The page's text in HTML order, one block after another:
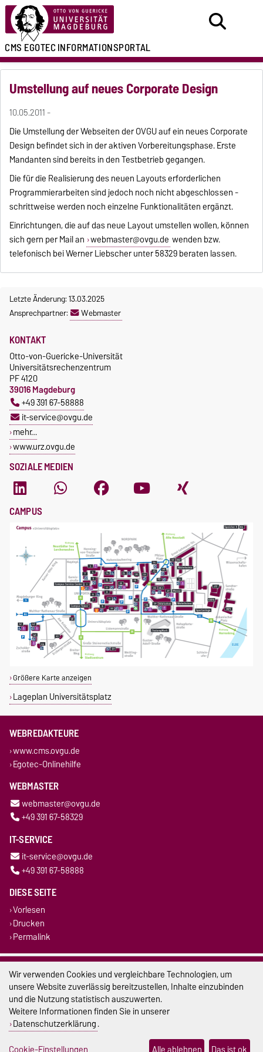
CMS EGOTECINFORMATIONSPORTAL
Umstellung auf neues Corporate Design
10.05.2011 -
Die Umstellung der Webseiten der OVGU auf ein neues Corporate
Design befindet sich in der aktiven Vorbereitungsphase. Erste
Mandanten sind bereits in den Testbetrieb gegangen.
Die für die Realisierung des neuen Layouts erforderlichen
Programmierarbeiten sind jedoch noch nicht abgeschlossen -
schrittweise werden noch einzelne Funktionalitäten ergänzt.
Einrichtungen, die auf das neue Layout umstellen wollen, können
sich gern per Mail an webmaster@ovgu.de wenden bzw.
telefonisch bei Werner Liebscher unter 58329 beraten lassen.
Letzte Änderung: 13.03.2025
Ansprechpartner:
Webmaster
SOZIALE MEDIEN
KONTAKT
Otto-von-Guericke-Universität
Universitätsrechenzentrum
PF 4120
39016 Magdeburg
+49 391 67-58888
it-service@ovgu.de
mehr…
www.urz.ovgu.de
CAMPUS
Größere Karte anzeigen
Lageplan Universitätsplatz
WEBREDAKTEURE
www.cms.ovgu.de
Egotec-Onlinehilfe
WEBMASTER
webmaster@ovgu.de
+49 391 67-58329
IT-SERVICE
it-service@ovgu.de
+49 391 67-58888
DIESE SEITE
Vorlesen
Drucken
Permalink
Impressum
Datenschutz
Barrierefreiheit
Cookie-Einstellungen
Wir verwenden Cookies und vergleichbare Technologien, um
unsere Website zuverlässig bereitzustellen, Inhalte einzubinden
und die Nutzung statistisch auszuwerten.
Weitere Informationen finden Sie in unserer
Datenschutzerklärung.
Cookie-Einstellungen
Alle ablehnen Das ist ok